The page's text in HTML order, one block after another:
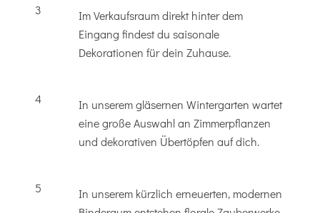
3
Im Verkaufsraum direkt hinter dem
Eingang findest du saisonale
Dekorationen für dein Zuhause.
4
In unserem gläsernen Wintergarten wartet
eine große Auswahl an Zimmerpflanzen
und dekorativen Übertöpfen auf dich.
5
In unserem kürzlich erneuerten, modernen